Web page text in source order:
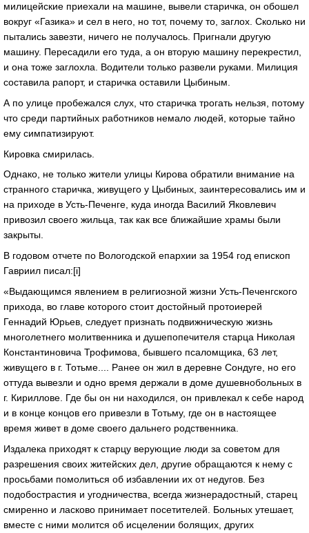
милицейские приехали на машине, вывели старичка, он обошел
вокруг «Газика» и сел в него, но тот, почему то, заглох. Сколько ни
пытались завезти, ничего не получалось. Пригнали другую
машину. Пересадили его туда, а он вторую машину перекрестил,
и она тоже заглохла. Водители только развели руками. Милиция
составила рапорт, и старичка оставили Цыбиным.
А по улице пробежался слух, что старичка трогать нельзя, потому
что среди партийных работников немало людей, которые тайно
ему симпатизируют.
Кировка смирилась.
Однако, не только жители улицы Кирова обратили внимание на
странного старичка, живущего у Цыбиных, заинтересовались им и
на приходе в Усть-Печенге, куда иногда Василий Яковлевич
привозил своего жильца, так как все ближайшие храмы были
закрыты.
В годовом отчете по Вологодской епархии за 1954 год епископ
Гавриил писал:[i]
«Выдающимся явлением в религиозной жизни Усть-Печенгского
прихода, во главе которого стоит достойный протоиерей
Геннадий Юрьев, следует признать подвижническую жизнь
многолетнего молитвенника и душепопечителя старца Николая
Константиновича Трофимова, бывшего псаломщика, 63 лет,
живущего в г. Тотьме.... Ранее он жил в деревне Сондуге, но его
оттуда вывезли и одно время держали в доме душевнобольных в
г. Кириллове. Где бы он ни находился, он привлекал к себе народ
и в конце концов его привезли в Тотьму, где он в настоящее
время живет в доме своего дальнего родственника.
Издалека приходят к старцу верующие люди за советом для
разрешения своих житейских дел, другие обращаются к нему с
просьбами помолиться об избавлении их от недугов. Без
подобострастия и угодничества, всегда жизнерадостный, старец
смиренно и ласково принимает посетителей. Больных утешает,
вместе с ними молится об исцелении болящих, других